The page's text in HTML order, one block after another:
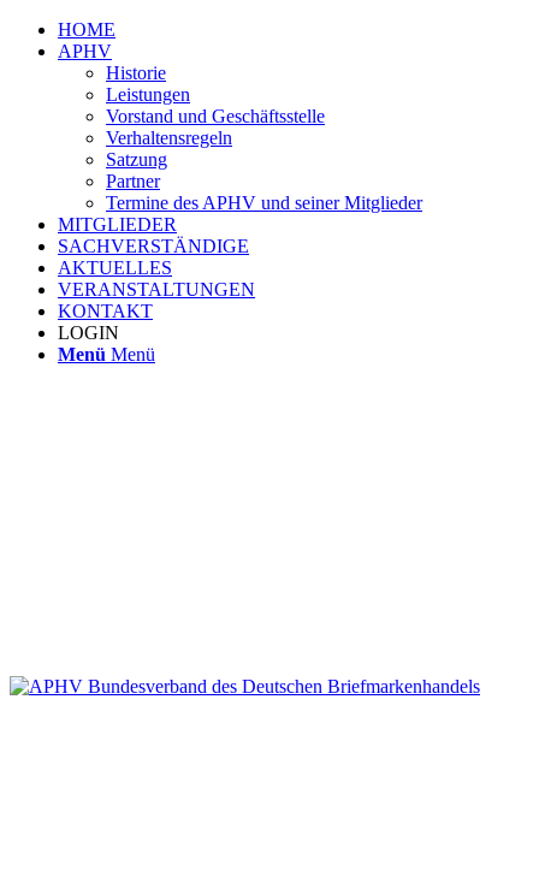
HOME
APHV
Historie
Leistungen
Vorstand und Geschäftsstelle
Verhaltensregeln
Satzung
Partner
Termine des APHV und seiner Mitglieder
MITGLIEDER
SACHVERSTÄNDIGE
AKTUELLES
VERANSTALTUNGEN
KONTAKT
LOGIN
Menü Menü